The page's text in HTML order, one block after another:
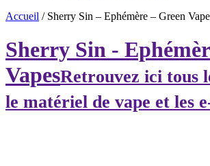
Accueil / Sherry Sin – Ephémère – Green
Sherry Sin -
VapesRetrouvez ici tous
le matériel de vape et les